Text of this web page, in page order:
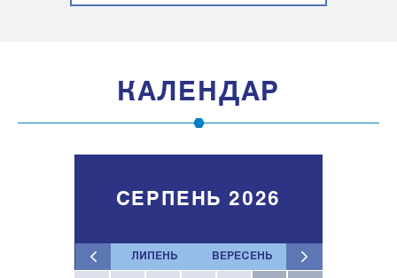
КАЛЕНДАР
ЛИПЕНЬ ВЕРЕСЕНЬ
СЕРПЕНЬ 2026